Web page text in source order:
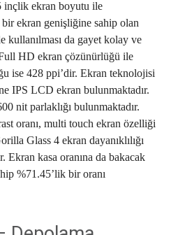
inçlik ekran boyutu ile
ekran genişliğine sahip olan
kullanılması da gayet kolay ve
HD ekran çözünürlüğü ile
ise 428 ppi’dir. Ekran teknolojisi
IPS LCD ekran bulunmaktadır.
nit parlaklığı bulunmaktadır.
oranı, multi touch ekran özelliği
Glass 4 ekran dayanıklılığı
Ekran kasa oranına da bakacak
%71.45’lik bir oranı